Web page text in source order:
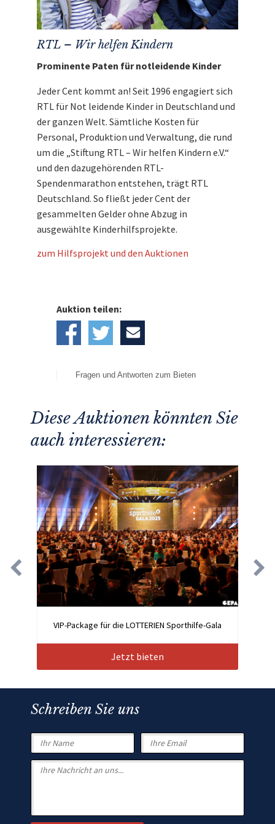
RTL – Wir helfen Kindern
Prominente Paten für notleidende Kinder
Jeder Cent kommt an! Seit 1996 engagiert sich
RTL für Not leidende Kinder in Deutschland und
der ganzen Welt. Sämtliche Kosten für
Personal, Produktion und Verwaltung, die rund
um die „Stiftung RTL – Wir helfen Kindern e.V.“
und den dazugehörenden RTL-
Spendenmarathon entstehen, trägt RTL
Deutschland. So fließt jeder Cent der
gesammelten Gelder ohne Abzug in
ausgewählte Kinderhilfsprojekte.
zum Hilfsprojekt und den Auktionen
Auktion teilen:
Fragen und Antworten zum Bieten
Diese Auktionen könnten Sie
auch interessieren:
VIP-Package für die LOTTERIEN Sporthilfe-Gala
Jetzt bieten
Schreiben Sie uns